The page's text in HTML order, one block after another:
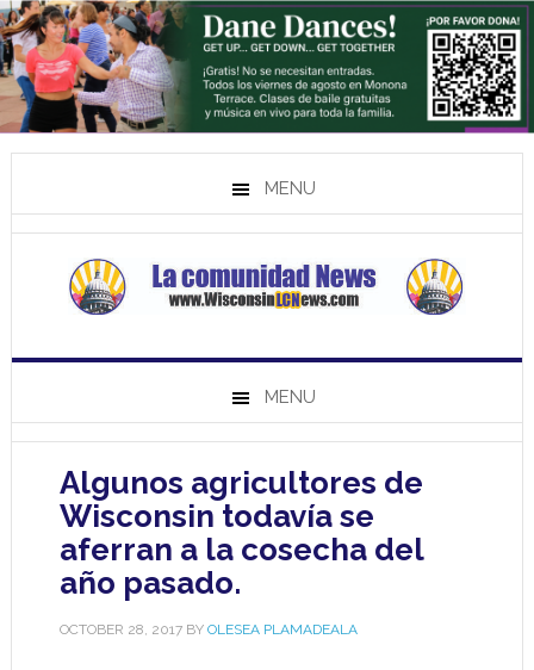
MENU
MENU
Algunos agricultores de
Wisconsin todavía se
aferran a la cosecha del
año pasado.
OCTOBER 28, 2017BY OLESEA PLAMADEALA